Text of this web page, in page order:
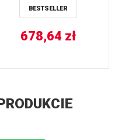
BALLS
BESTSELLER
678,64 zł